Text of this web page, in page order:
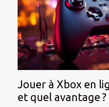
Jouer à Xbox en
et quel avantage ?